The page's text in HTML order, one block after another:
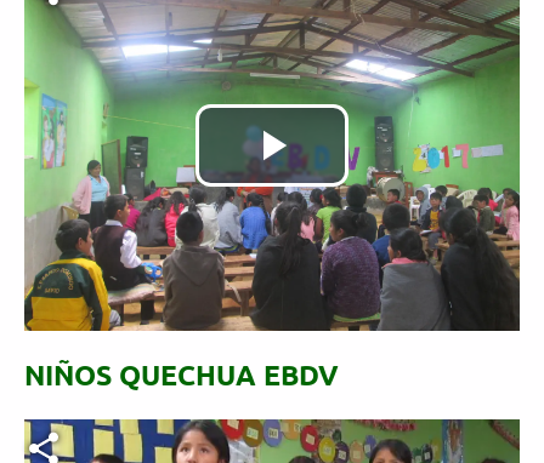
Reproducir
Vídeo
Archivo de vídeo
NIÑOS QUECHUA EBDV